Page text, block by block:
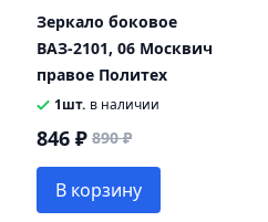
Зеркало боковое
ВАЗ-2101, 06 Москвич
правое Политех
1шт. в наличии
846 ₽ 890 ₽
В корзину